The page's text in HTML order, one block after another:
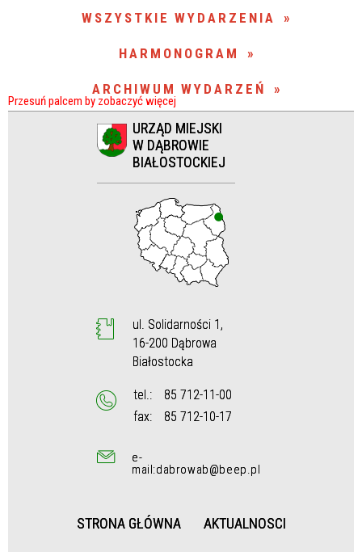
WSZYSTKIE WYDARZENIA
HARMONOGRAM
ARCHIWUM WYDARZEŃ
URZĄD MIEJSKI
W DĄBROWIE
BIAŁOSTOCKIEJ
ul. Solidarności 1,
16-200 Dąbrowa
Białostocka
tel.:
85 712-11-00
fax:
85 712-10-17
e-
mail:dabrowab@beep.pl
STRONA GŁÓWNA AKTUALNOSCI